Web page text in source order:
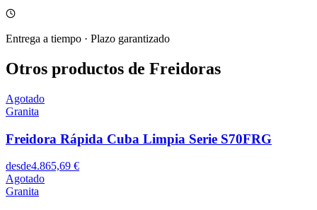
Entrega a tiempo · Plazo garantizado
Otros productos de Freidoras
Agotado
Granita
Freidora Rápida Cuba Limpia Serie S70FRG
desde4.865,69 €
Agotado
Granita